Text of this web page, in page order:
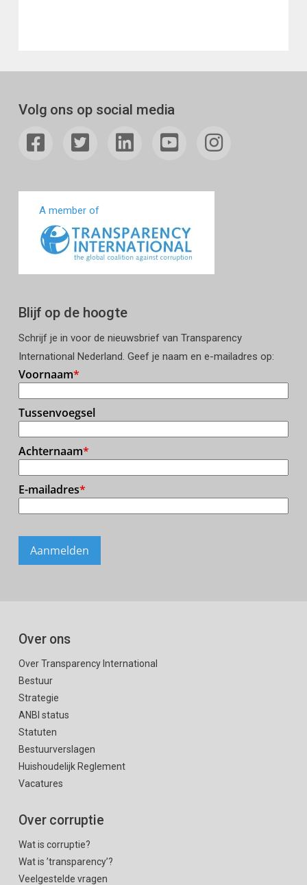
Volg ons op social media
A member of
Blijf op de hoogte
Schrijf je in voor de nieuwsbrief van Transparency
International Nederland. Geef je naam en e-mailadres op:
Over ons
Over Transparency International
Bestuur
Strategie
ANBI status
Statuten
Bestuurverslagen
Huishoudelijk Reglement
Vacatures
Over corruptie
Wat is corruptie?
Wat is ’transparency’?
Veelgestelde vragen